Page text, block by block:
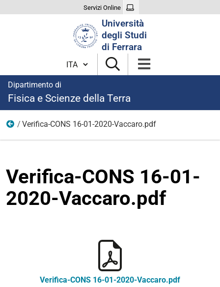
Servizi Online
Università
degli Studi
di Ferrara
Cambia lingua
Dipartimento di
Fisica e Scienze della Terra
Modulistica selezioni 2020
Verifica-CONS 16-01-2020-Vaccaro.pdf
Verifica-CONS 16-01-
2020-Vaccaro.pdf
Verifica-CONS 16-01-2020-Vaccaro.pdf